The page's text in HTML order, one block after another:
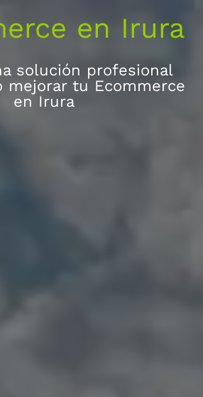
en Irura
solución profesional
mejorar tu Ecommerce
en Irura